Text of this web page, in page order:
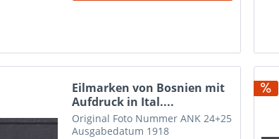
Eilmarken von Bosnien mit
Aufdruck in Ital....
Original Foto Nummer ANK 24+25
Ausgabedatum 1918